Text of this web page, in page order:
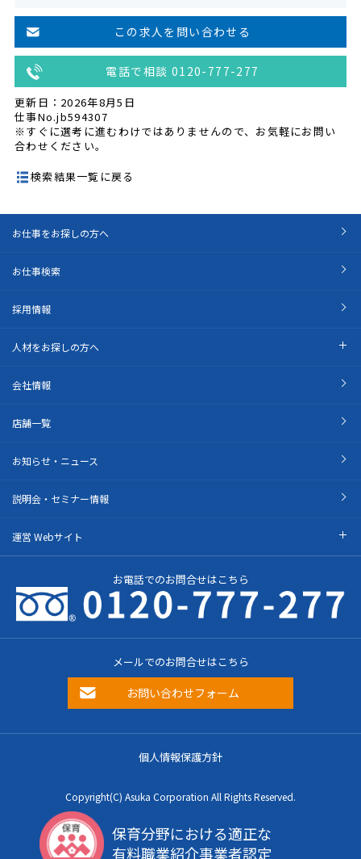
この求人を問い合わせる
電話で相談 0120-777-277
更新日：2026年8月5日
仕事No.jb594307
※すぐに選考に進むわけではありませんので、お気軽にお問い
合わせください。
検索結果一覧に戻る
お仕事をお探しの方へ
お仕事検索
採用情報
人材をお探しの方へ
会社情報
店舗一覧
お知らせ・ニュース
説明会・セミナー情報
運営 Webサイト
お電話でのお問合せはこちら
メールでのお問合せはこちら
お問い合わせフォーム
個人情報保護方針
Copyright(C) Asuka Corporation All Rights Reserved.
保育分野における適正な
有料職業紹介事業者認定